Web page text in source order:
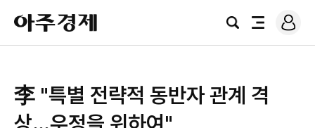
아
주
경
검
전
로
그
李 "특별 전략적 동반자 관계 격